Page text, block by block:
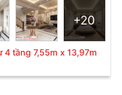
+20
tầng 7,55m x 13,97m